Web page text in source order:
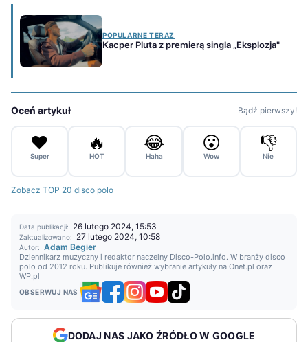
POPULARNE TERAZ
Kacper Pluta z premierą singla „Eksplozja"
Oceń artykuł Bądź pierwszy!
❤️
Super
🔥
HOT
😂
Haha
😮
Wow
👎
Nie
Zobacz TOP 20 disco polo
Data publikacji: 26 lutego 2024, 15:53
Zaktualizowano: 27 lutego 2024, 10:58
Autor: Adam Begier
Dziennikarz muzyczny i redaktor naczelny Disco-Polo.info. W branży disco
polo od 2012 roku. Publikuje również wybranie artykuły na Onet.pl oraz
WP.pl
OBSERWUJ NAS
DODAJ NAS JAKO ŹRÓDŁO W GOOGLE